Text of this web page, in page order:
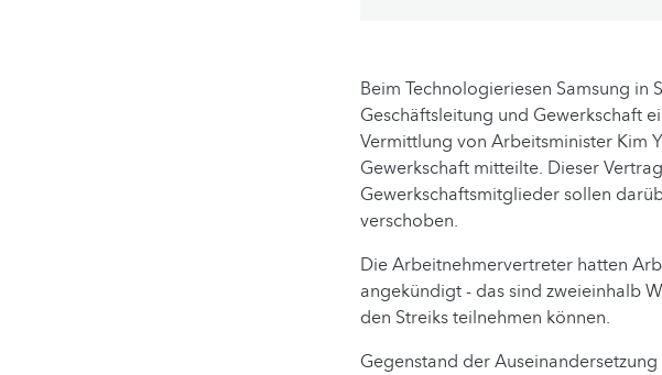
Beim Technologieriesen Samsung
Geschäftsleitung und Gewerkschaft
Vermittlung von Arbeitsminister Kim
Gewerkschaft mitteilte. Dieser
Gewerkschaftsmitglieder sollen
verschoben.
Die Arbeitnehmervertreter hatten
angekündigt - das sind zweieinhalb
den Streiks teilnehmen können.
Gegenstand der